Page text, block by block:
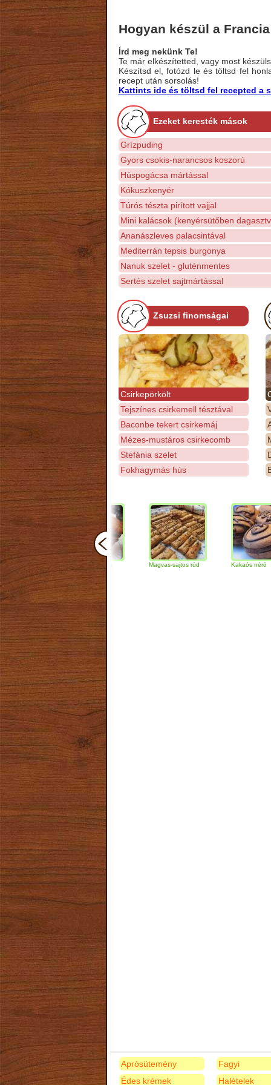
Hogyan készül a
Írd meg nekünk Te!
Te már elkészítetted, vagy most
Készítsd el, fotózd le és töltsd fel
recept után sorsolás!
Kattints ide és töltsd fel recepted a
Ezeket keresték mások
Grízpuding
Gyors csokis-narancsos koszorú
Húspogácsa mártással
Kókuszkenyér
Túrós tészta pirított vajjal
Mini kalácsok (kenyérsütőben
Ananászleves palacsintával
Mediterrán tepsis burgonya
Nanuk szelet - gluténmentes
Sertés szelet sajtmártással
Zsuzsi finomságai
Csirkepörkölt
Tejszínes csirkemell tésztával
Baconbe tekert csirkemáj
Mézes-mustáros csirkecomb
Stefánia szelet
Fokhagymás hús
Csokoládés-diós
szendvics
Magvas-sajtos rúd Kakaós néró
Aprósütemény
Édes krémek
Fagyi
Halételek